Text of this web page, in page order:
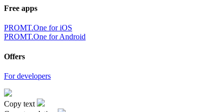
Free apps
PROMT.One for iOS
PROMT.One for Android
Offers
For developers
Copy text